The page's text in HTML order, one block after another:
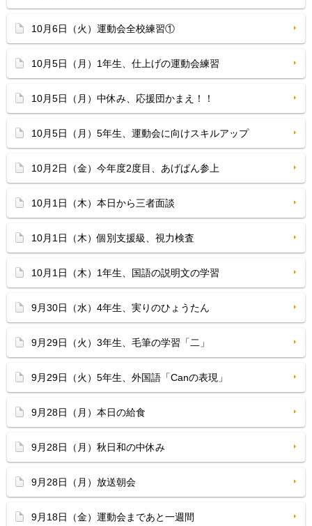
10月6日（火）運動会全校練習①
10月5日（月）1年生、仕上げの運動会練習
10月5日（月）中休み、応援団かまえ！！
10月5日（月）5年生、運動会に向けスキルアップ
10月2日（金）今年度2度目、あげぱん参上
10月1日（木）本日から三者面談
10月1日（木）個別支援級、視力検査
10月1日（木）1年生、国語の説明文の学習
9月30日（水）4年生、実りのひょうたん
9月29日（火）3年生、毛筆の学習「二」
9月29日（火）5年生、外国語「Canの表現」
9月28日（月）本日の給食
9月28日（月）秋日和の中休み
9月28日（月）放送朝会
9月18日（金）運動会まであと一週間